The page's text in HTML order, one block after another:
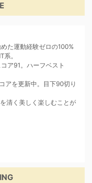
た運動経験ゼロの100%
。
ア91。ハーフベスト
アを更新中。目下90切り
清く美しく楽しむことが